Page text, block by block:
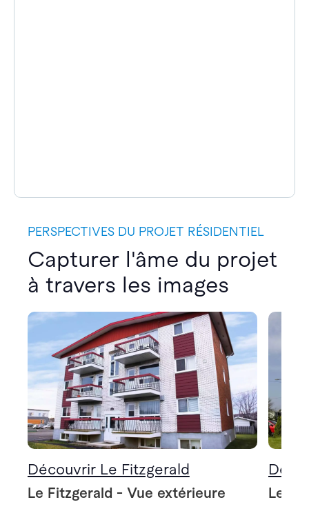
PERSPECTIVES DU PROJET RÉSIDENTIEL
Capturer l'âme du projet
à travers les images
Découvrir Le Fitzgerald
Le Fitzgerald - Vue extérieure Le